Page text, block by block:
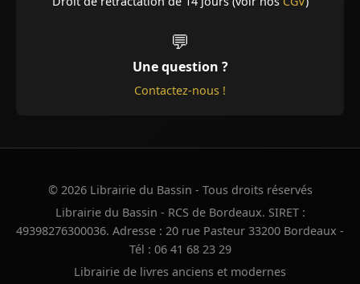
💬
Une question ?
Contactez-nous !
© 2026 Librairie du Bassin - Tous droits réservés
Librairie du Bassin - RCS de Bordeaux. SIRET :
49398276300036. Adresse : 20 rue Pasteur 33200 Bordeaux -
Tél : 06 41 68 23 29
Librairie de livres anciens et modernes